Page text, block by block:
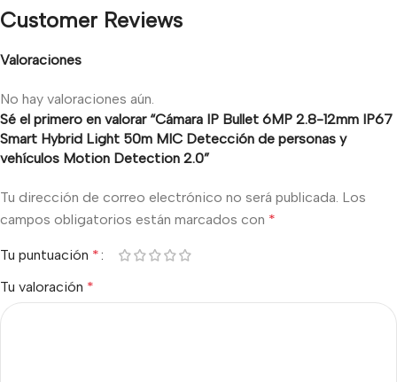
Customer Reviews
Valoraciones
No hay valoraciones aún.
Sé el primero en valorar “Cámara IP Bullet 6MP 2.8-12mm IP67
Smart Hybrid Light 50m MIC Detección de personas y
vehículos Motion Detection 2.0”
Tu dirección de correo electrónico no será publicada. Los
campos obligatorios están marcados con *
Tu puntuación *
Tu valoración *